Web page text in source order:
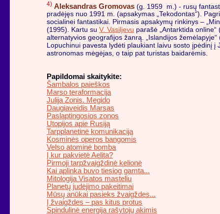
4) Aleksandras Gromovas (g. 1959 m.) - rusų
pradėjęs nuo 1991 m. (apsakymas „Tekodontas“).
socialinei fantastikai. Pirmasis apsakymų rinkinys –
(1995). Kartu su V. Vasiljevu parašė „Antarktida
alternatyvios geografijos žanrą. „Islandijos
Lopuchinui pavesta lydėti plaukiant laivu sosto įpėdinį į
astronomas mėgėjas, o taip pat turistas baidarėmis.
Papildomai skaitykite:
Šambalos paieškos
Marso teraformacija
Julija Zonis. Megido
Daugiaveidis Marsas
Paslaptingosios zonos
Utopijos apie Rusiją
Tarpplanetinė komunikacija
Kosminės operos bangomis
Velso atominė bomba
Į kur pakvietė Aelita?
Pirmoji tarpžvaigždinė kelionė
Kai aplinka buvo tiesiog gamta...
Mitologija Visatos masteliu
Planetų judėjimo pakeitimai
Mūsų anūkai pasieks žvaigždes...
Į žvaigždes – pas kitus protus
Spindulinė energija rašytojų akimis